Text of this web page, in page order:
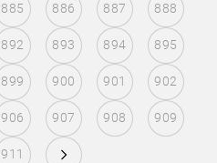
885 886 887 888
892 893 894 895
899 900 901 902
906 907 908 909
911